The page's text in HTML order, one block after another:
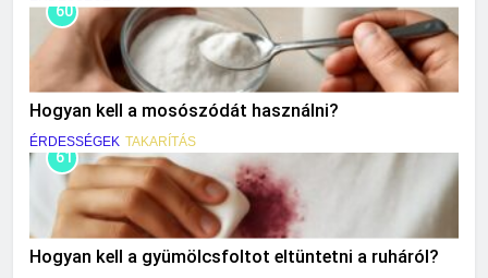
60
Hogyan kell a mosószódát használni?
ÉRDESSÉGEK TAKARÍTÁS
61
Hogyan kell a gyümölcsfoltot eltüntetni a ruháról?